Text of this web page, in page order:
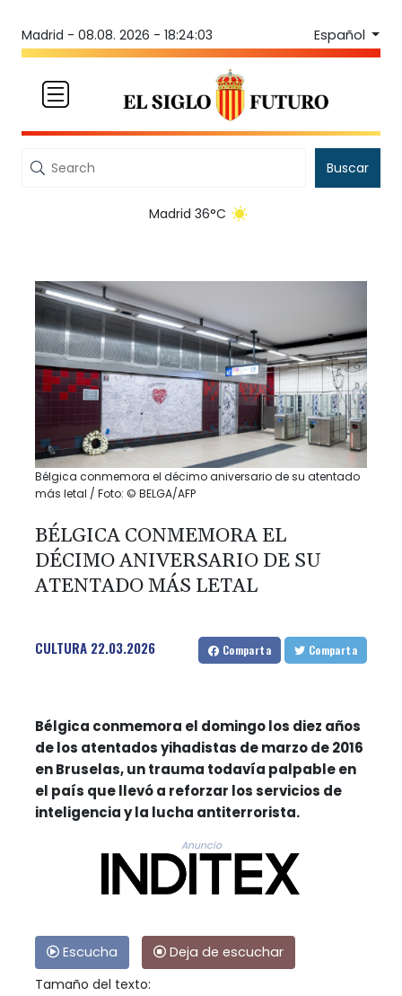
Madrid - 08.08. 2026 - 18:24:03 Español
Buscar
Madrid 36°C
Bélgica conmemora el décimo aniversario de su atentado
más letal / Foto: © BELGA/AFP
BÉLGICA CONMEMORA EL
DÉCIMO ANIVERSARIO DE SU
ATENTADO MÁS LETAL
CULTURA 22.03.2026 Comparta Comparta
Bélgica conmemora el domingo los diez años
de los atentados yihadistas de marzo de 2016
en Bruselas, un trauma todavía palpable en
el país que llevó a reforzar los servicios de
inteligencia y la lucha antiterrorista.
Anuncio
Escucha
Deja de escuchar
Tamaño del texto: